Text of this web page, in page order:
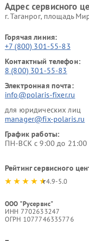
Адрес сервисного
г. Таганрог, площадь
Горячая линия:
+7 (800) 301-55-83
Контактный телефон:
8 (800) 301-55-83
Электронная почта:
info@polaris-fixer.ru
для юридических лиц
manager@fix-polaris.ru
График работы:
ПН-ВСК с 9:00 до
Рейтинг сервисного
4.9-5.0
ООО "Русервис"
ИНН 7702633247
ОГРН 1077746335776